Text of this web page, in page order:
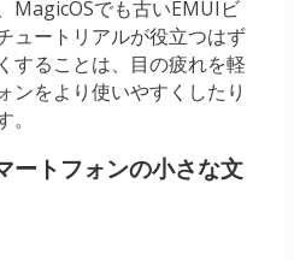
MagicOSでも古いEMUIビ
ュートリアルが役立つはず
することは、目の疲れを軽
ンをより使いやすくしたり
トフォンの小さな文